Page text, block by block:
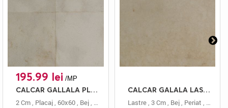
195.99 lei /MP
CALCAR GALLALA PLACAJ 60X60 2 BUCIARDAT
2 Cm, Placaj, 60x60, Bej, Calcar Gallala,Buciardat
CALCAR GALALA LASTRE 3 PERIAT
Lastre, 3 Cm, Bej, Periat , Calcar